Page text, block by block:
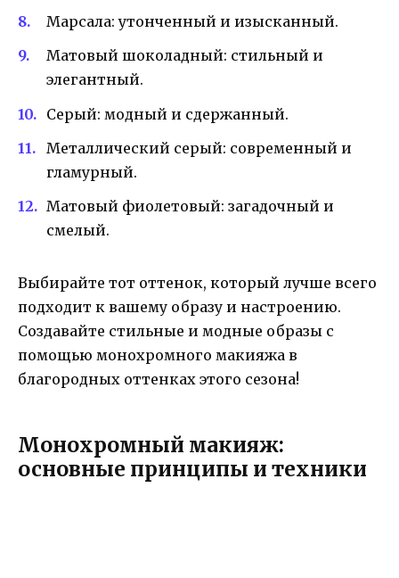
Марсала: утонченный и изысканный.
Матовый шоколадный: стильный и
элегантный.
Серый: модный и сдержанный.
Металлический серый: современный и
гламурный.
Матовый фиолетовый: загадочный и
смелый.
Выбирайте тот оттенок, который лучше всего
подходит к вашему образу и настроению.
Создавайте стильные и модные образы с
помощью монохромного макияжа в
благородных оттенках этого сезона!
Монохромный макияж:
основные принципы и техники